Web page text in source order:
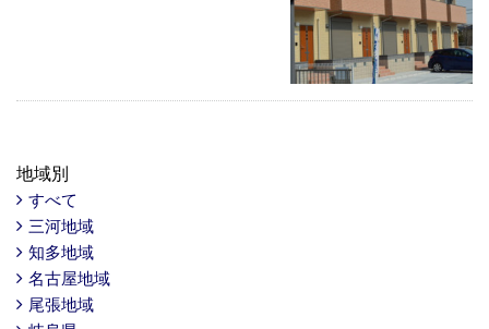
地域別
すべて
三河地域
知多地域
名古屋地域
尾張地域